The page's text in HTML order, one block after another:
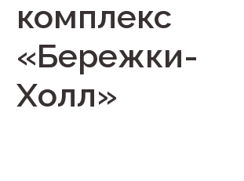
комплекс
«Бережки-
Холл»